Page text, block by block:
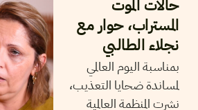
حالات الموت
المستراب، حوار مع
نجلاء الطالبي
بمناسبة اليوم العالمي
لمساندة ضحايا التعذيب،
نشرت المنظمة العالمية